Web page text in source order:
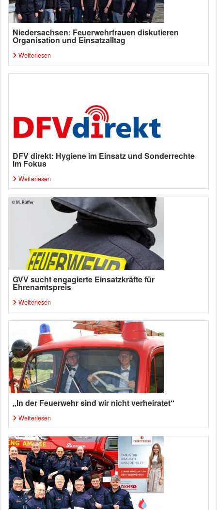
Niedersachsen: Feuerwehrfrauen diskutieren
Organisation und Einsatzalltag
Weiterlesen
DFV direkt: Hygiene im Einsatz und Sonderrechte
im Fokus
Weiterlesen
GVV sucht engagierte Einsatzkräfte für
Ehrenamtspreis
Weiterlesen
„In der Feuerwehr sind wir nicht verheiratet“
Weiterlesen